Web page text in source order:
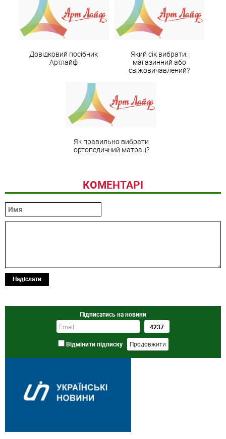
Довідковий посібник
Артлайф
Який сік вибрати:
магазинний або
свіжовичавлений?
Як правильно вибрати
ортопедичний матрац?
КОМЕНТАРІ
Надіслати
Підписатись на новини
Відмінити підписку